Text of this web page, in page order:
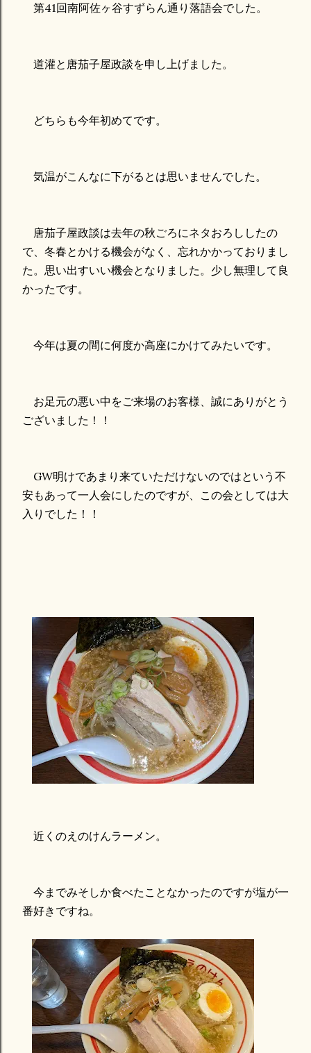
第41回南阿佐ヶ谷すずらん通り落語会でした。
道灌と唐茄子屋政談を申し上げました。
どちらも今年初めてです。
気温がこんなに下がるとは思いませんでした。
唐茄子屋政談は去年の秋ごろにネタおろししたの
で、冬春とかける機会がなく、忘れかかっておりまし
た。思い出すいい機会となりました。少し無理して良
かったです。
今年は夏の間に何度か高座にかけてみたいです。
お足元の悪い中をご来場のお客様、誠にありがとう
ございました！！
GW明けであまり来ていただけないのではという不
安もあって一人会にしたのですが、この会としては大
入りでした！！
近くのえのけんラーメン。
今までみそしか食べたことなかったのですが塩が一
番好きですね。